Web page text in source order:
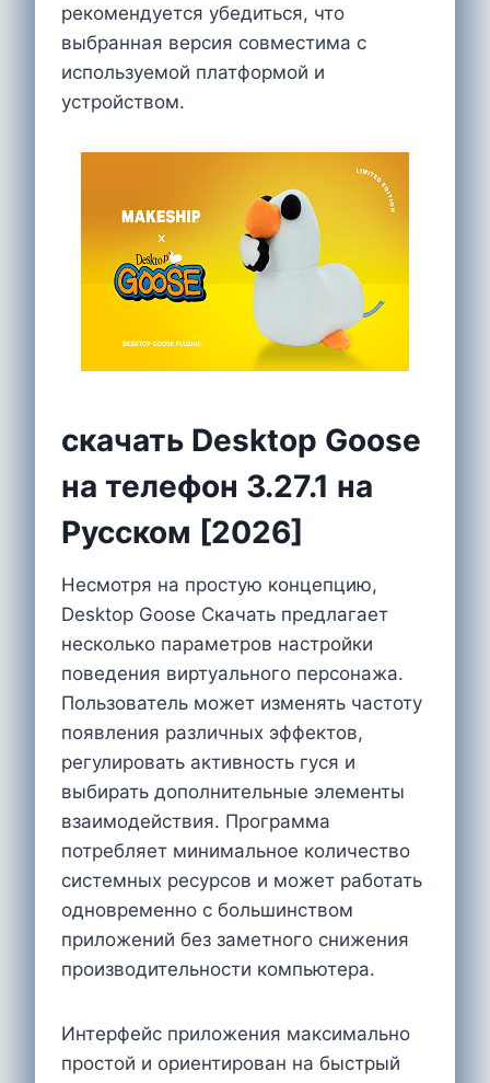
рекомендуется убедиться, что
выбранная версия совместима с
используемой платформой и
устройством.
скачать Desktop Goose
на телефон 3.27.1 на
Русском [2026]
Несмотря на простую концепцию,
Desktop Goose Скачать предлагает
несколько параметров настройки
поведения виртуального персонажа.
Пользователь может изменять частоту
появления различных эффектов,
регулировать активность гуся и
выбирать дополнительные элементы
взаимодействия. Программа
потребляет минимальное количество
системных ресурсов и может работать
одновременно с большинством
приложений без заметного снижения
производительности компьютера.
Интерфейс приложения максимально
простой и ориентирован на быстрый